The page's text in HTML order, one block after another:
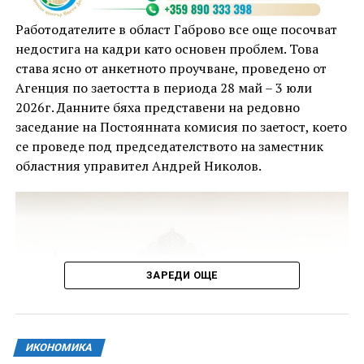
която да отговори на политиките на Габрово като
един от климатично неутралните градове в Европа.
„Работим за това Общински пазар Габрово да има
съвсем ново развитие, което ще отрази много от
традициите, но по начин, който ще бъдат
осъвременени и ще направят мястото наистина
привлекателно“, подчерта кметът Таня Христова.
Работодателите в област Габрово все още посочват
недостига на кадри като основен проблем. Това
става ясно от анкетното проучване, проведено от
Агенция по заетостта в периода 28 май – 3 юли
2026г. Данните бяха представени на редовно
заседание на Постоянната комисия по заетост, което
се проведе под председателството на заместник
областния управител Андрей Николов.
ЗАРЕДИ ОЩЕ
ИКОНОМИКА